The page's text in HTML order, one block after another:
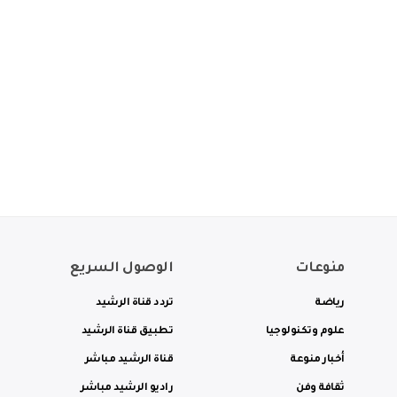
منوعات
رياضة
علوم وتكنولوجيا
أخبار منوعة
ثقافة وفن
الوصول السريع
تردد قناة الرشيد
تطبيق قناة الرشيد
قناة الرشيد مباشر
راديو الرشيد مباشر